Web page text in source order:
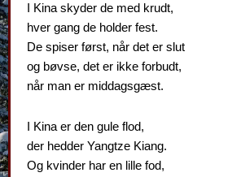
I Kina skyder de med krudt,
hver gang de holder fest.
De spiser først, når det er slut
og bøvse, det er ikke forbudt,
når man er middagsgæst.
I Kina er den gule flod,
der hedder Yangtze Kiang.
Og kvinder har en lille fod,